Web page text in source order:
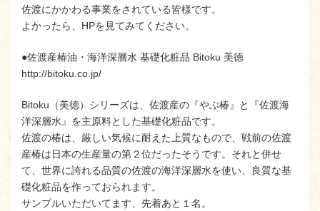
佐渡にかかわる事業をされている皆様です。
よかったら、HPを見てみてください。
●佐渡産椿油・海洋深層水 基礎化粧品 Bitoku 美徳
http://bitoku.co.jp/
Bitoku（美徳）シリーズは、佐渡産の『やぶ椿』と『佐渡海
洋深層水』を主原料とした基礎化粧品です。
佐渡の椿は、厳しい気候に耐えた上質なもので、戦前の佐渡
産椿は日本の生産量の第２位だったそうです。それと併せ
て、世界に誇れる品質の佐渡の海洋深層水を使い、良質な基
礎化粧品を作っておられます。
サンプルいただいてます、先着あと１名。